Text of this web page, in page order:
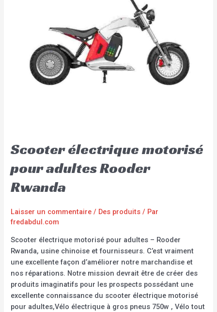
Scooter électrique motorisé
pour adultes Rooder
Rwanda
Laisser un commentaire / Des produits / Par
fredabdul.com
Scooter électrique motorisé pour adultes – Rooder
Rwanda, usine chinoise et fournisseurs. C’est vraiment
une excellente façon d’améliorer notre marchandise et
nos réparations. Notre mission devrait être de créer des
produits imaginatifs pour les prospects possédant une
excellente connaissance du scooter électrique motorisé
pour adultes,Vélo électrique à gros pneus 750w , Vélo tout